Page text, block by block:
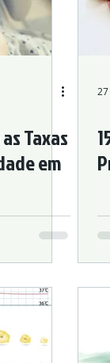
Problemas
nos Esportes
Disorders
Acupuncture
Taxas
em